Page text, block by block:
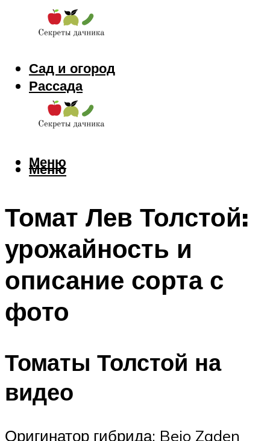
Сад и огород
Рассада
Цветы
Заготовки
Меню
Меню
Томат Лев Толстой:
урожайность и
описание сорта с
фото
Томаты Толстой на
видео
Оригинатор гибрида: Bejo Zaden